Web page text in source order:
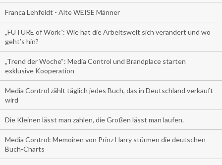
Franca Lehfeldt - Alte WEISE Männer
„FUTURE of Work”: Wie hat die Arbeitswelt sich verändert und wo
geht’s hin?
„Trend der Woche“: Media Control und Brandplace starten
exklusive Kooperation
Media Control zählt täglich jedes Buch, das in Deutschland verkauft
wird
Die Kleinen lässt man zahlen, die Großen lässt man laufen.
Media Control: Memoiren von Prinz Harry stürmen die deutschen
Buch-Charts